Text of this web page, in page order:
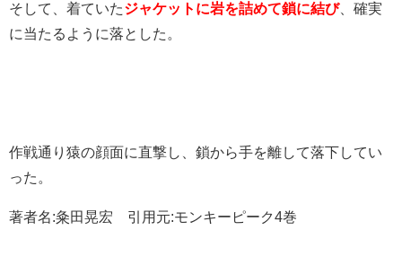
そして、着ていたジャケットに岩を詰めて鎖に結び、確実
に当たるように落とした。
作戦通り猿の顔面に直撃し、鎖から手を離して落下してい
った。
著者名:粂田晃宏 引用元:モンキーピーク4巻